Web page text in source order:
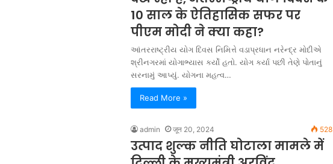
10 साल के ऐतिहासिक सफर पर
पीएम मोदी ने क्या कहा?
આંતરરાષ્ટ્રીય યોગ દિવસ નિમિત્તે વડાપ્રધાન નરેન્દ્ર મોદીએ
શ્રીનગરમાં યોગાભ્યાસ કર્યો હતો. યોગ કર્યા પછી તેણે પોતાનું
સરનામું આપ્યું. યોગના મહત્વ…
Read More »
admin जून 20, 2024 528
उत्पाद शुल्क नीति घोटाला मामले में